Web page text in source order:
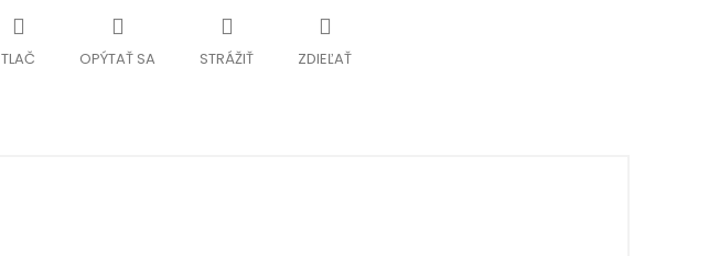
TLAČ OPÝTAŤ SA STRÁŽIŤ ZDIEĽAŤ